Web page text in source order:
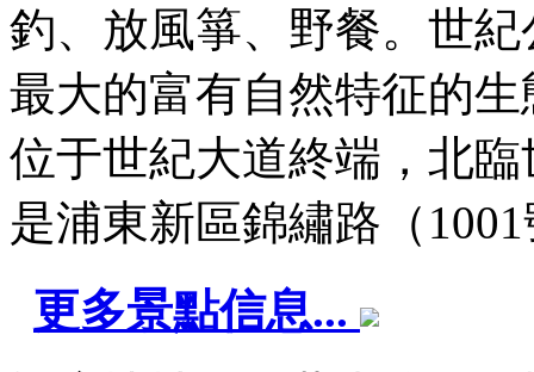
釣、放風箏、野餐。世
最大的富有自然特征的
位于世紀大道終端，北
是浦東新區錦繡路（
更多景點信息...